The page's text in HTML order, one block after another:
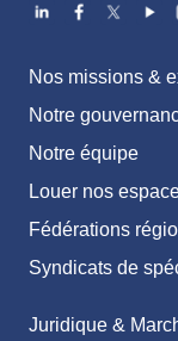
Nos missions &
Notre
Notre équipe
Louer nos
Fédérations
Syndicats de
Juridique &